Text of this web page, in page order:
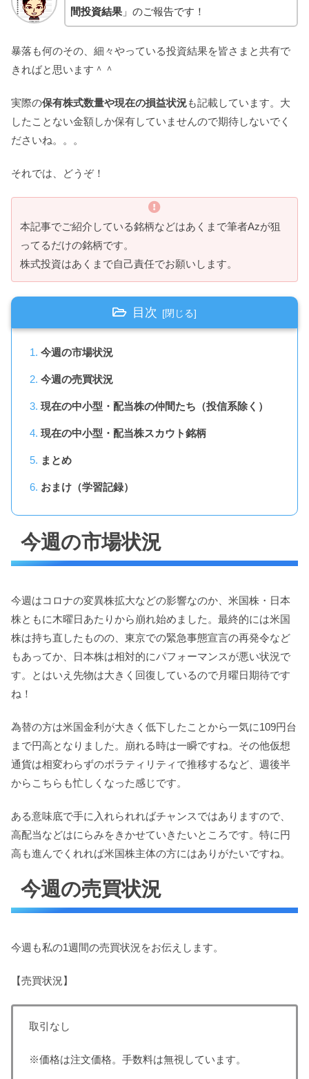
間投資結果」のご報告です！
暴落も何のその、細々やっている投資結果を皆さまと共有で
きればと思います＾＾
実際の保有株式数量や現在の損益状況も記載しています。大
したことない金額しか保有していませんので期待しないでく
ださいね。。。
それでは、どうぞ！
本記事でご紹介している銘柄などはあくまで筆者Azが狙
ってるだけの銘柄です。
株式投資はあくまで自己責任でお願いします。
目次
今週の市場状況
今週の売買状況
現在の中小型・配当株の仲間たち（投信系除く）
現在の中小型・配当株スカウト銘柄
まとめ
おまけ（学習記録）
今週の市場状況
今週はコロナの変異株拡大などの影響なのか、米国株・日本
株ともに木曜日あたりから崩れ始めました。最終的には米国
株は持ち直したものの、東京での緊急事態宣言の再発令など
もあってか、日本株は相対的にパフォーマンスが悪い状況で
す。とはいえ先物は大きく回復しているので月曜日期待です
ね！
為替の方は米国金利が大きく低下したことから一気に109円台
まで円高となりました。崩れる時は一瞬ですね。その他仮想
通貨は相変わらずのボラティリティで推移するなど、週後半
からこちらも忙しくなった感じです。
ある意味底で手に入れられればチャンスではありますので、
高配当などはにらみをきかせていきたいところです。特に円
高も進んでくれれば米国株主体の方にはありがたいですね。
今週の売買状況
今週も私の1週間の売買状況をお伝えします。
【売買状況】
取引なし
※価格は注文価格。手数料は無視しています。